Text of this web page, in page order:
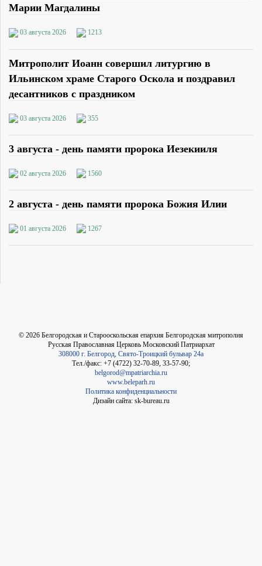
Марии Магдалины
03 августа 2026 1213
Митрополит Иоанн совершил литургию в
Ильинском храме Старого Оскола и поздравил
десантников с праздником
03 августа 2026 355
3 августа - день памяти пророка Иезекииля
02 августа 2026 1560
2 августа - день памяти пророка Божия Илии
01 августа 2026 1267
© 2026 Белгородская и Старооскольская епархия Белгородская митрополия
Русская Православная Церковь Московский Патриархат
308000 г. Белгород, Свято-Троицкий бульвар 24а
Тел./факс: +7 (4722) 32-70-89, 33-57-90;
belgorod@mpatriarchia.ru
www.beleparh.ru
Политика конфиденциальности
Дизайн сайта: sk-bureau.ru